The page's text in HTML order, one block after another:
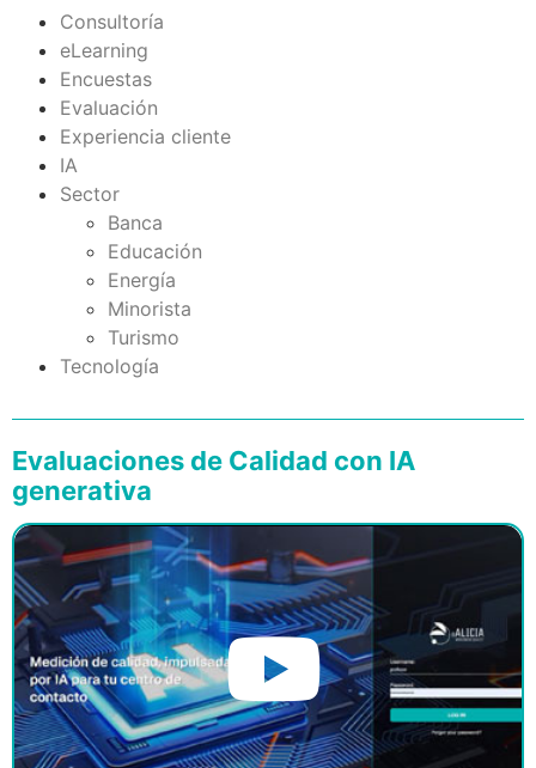
Consultoría
eLearning
Encuestas
Evaluación
Experiencia cliente
IA
Sector
Banca
Educación
Energía
Minorista
Turismo
Tecnología
Evaluaciones de Calidad con IA
generativa